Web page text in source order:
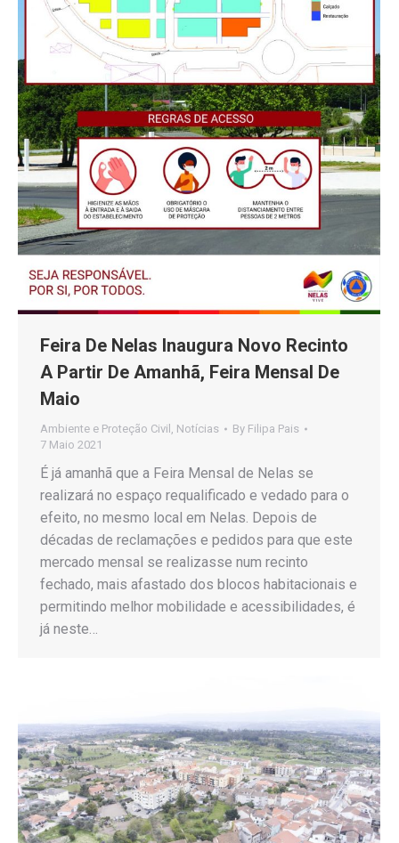
Feira De Nelas Inaugura Novo Recinto
A Partir De Amanhã, Feira Mensal De
Maio
Ambiente e Proteção Civil , Notícias By Filipa Pais
7 Maio 2021
É já amanhã que a Feira Mensal de Nelas se
realizará no espaço requalificado e vedado para o
efeito, no mesmo local em Nelas. Depois de
décadas de reclamações e pedidos para que este
mercado mensal se realizasse num recinto
fechado, mais afastado dos blocos habitacionais e
permitindo melhor mobilidade e acessibilidades, é
já neste…